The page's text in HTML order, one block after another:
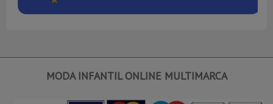
MODA INFANTIL ONLINE MULTIMARCA